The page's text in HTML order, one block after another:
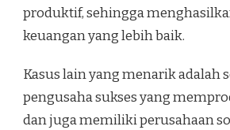
produktif, sehingga
keuangan yang lebih baik.
Kasus lain yang menarik adalah
pengusaha sukses yang
dan juga memiliki perusahaan